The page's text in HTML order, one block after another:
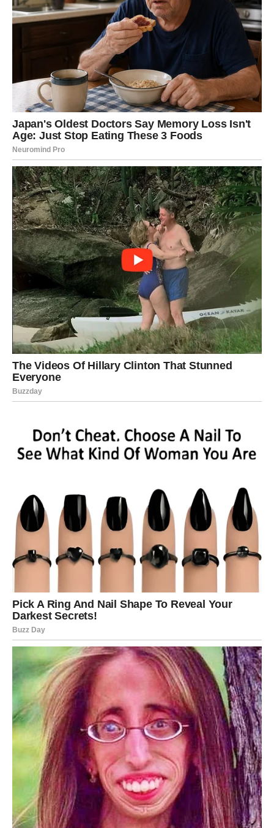
U porodici je moguća vest koja menja dinamiku među
članovima. Reči izgovorene tokom ovog perioda imaju
težinu i ostavljaju trag. Sve što se događa sada ima
dugoročan uticaj.
Na profesionalnom planu, završetak nedelje donosi
preokret koji može izgledati kao iznenadni šok, ali u sebi
nosi potencijal za napredak. Promena pozicije,
neočekivana ponuda ili odluka nadređenih unosi nemir,
ali istovremeno postavlja temelje za stabilniju budućnost.
LJUBAV – Strasti, tajne i
neočekivani obrti
karmičku energiju. Device koje su u vezi suočavaju se sa
testom poverenja. Jedna situacija može razotkriti duboko
Slobodne Device privlače osobe koje nose misterioznu
energiju. Susret koji deluje slučajno može prerasti u
odnos koji menja pogled na ljubav. Postoji osećaj
sudbinske povezanosti koji se ne može ignorisati.
Oni koji su dugo potiskivali emocije sada dolaze do tačke
pucanja. Sve ono što je prećutano izlazi na površinu i
zahteva razrešenje.
POSAO I NOVAC – Neočekivani
zaokreti i sudbinske odluke
Na poslovnom planu dominira energija promena. Mnogi
pripadnici znaka biće suočeni sa iznenadnim
informacijama koje utiču na njihov status. Autoriteti
menjaju stav, projekti dobijaju drugačiji smer, a planovi se
prilagođavaju novim okolnostima.
Finansijska situacija prolazi kroz fazu nestabilnosti, ali iza